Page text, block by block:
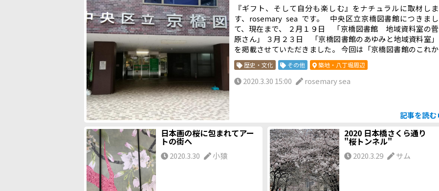
『ギフト、そして自分も楽しむ』をナチュラルに取材しま
す、rosemary sea です。 中央区立京橋図書館につきまし
て、現在まで、 ２月１９日 「京橋図書館 地域資料室の菅
原さん」 ３月２３日 「京橋図書館のあゆみと地域資料室」
を掲載させていただきました。 今回は「京橋図書館のこれか
ら」と題し、現在建設中の「本の森ちゅうおう（仮称）」へ
の移転計画について、簡単にご説明します。 資料を整えるに
あたりましては中央区立京橋図書館 菅原健二さんに、一部
歴史・文化 その他 築地・八丁堀周辺
2020.3.30 15:00 rosemary sea
記事を読む
日本画の桜に包まれてアー
トの街へ
2020.3.30 小猿
2020 日本橋さくら通り
"桜トンネル"
2020.3.29 サム